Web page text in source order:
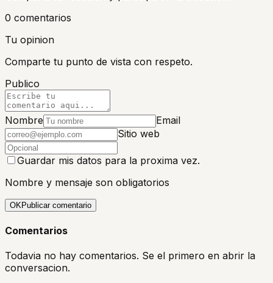
0 comentarios
Tu opinion
Comparte tu punto de vista con respeto.
Publico
Nombre
Email
Sitio web
Guardar mis datos para la proxima vez.
Nombre y mensaje son obligatorios
OKPublicar comentario
Comentarios
Todavia no hay comentarios. Se el primero en abrir la
conversacion.